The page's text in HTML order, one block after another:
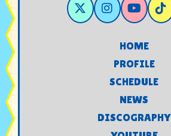
HOME
HOME
PROFILE
PROFILE
SCHEDULE
SCHEDULE
NEWS
NEWS
DISCOGRAPHY
DISCOGRAPHY